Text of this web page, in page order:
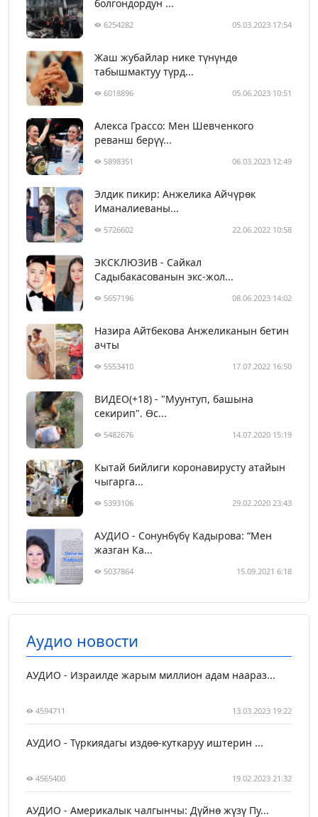
болгондордун ...
6254282 05.03.2023 17:54
Жаш жубайлар нике түнүндө
табышмактуу түрд...
6018896 05.06.2023 10:51
Алекса Грассо: Мен Шевченкого
реванш берүү...
5898351 06.03.2023 12:49
Элдик пикир: Анжелика Айчүрөк
Иманалиеваны...
5726602 22.06.2022 10:58
ЭКСКЛЮЗИВ - Сайкал
Садыбакасованын экс-жол...
5657196 08.06.2023 14:02
Назира Айтбекова Анжеликанын бетин
ачты
5553410 17.07.2022 16:50
ВИДЕО(+18) - "Муунтуп, башына
секирип". Өс...
5482676 14.07.2020 15:19
Кытай бийлиги коронавирусту атайын
чыгарга...
5393106 29.02.2020 23:43
АУДИО - Сонунбүбү Кадырова: “Мен
жазган Ка...
5037864 15.09.2021 6:18
Аудио новости
АУДИО - Израилде жарым миллион адам наараз...
4594711 13.03.2023 19:22
АУДИО - Түркиядагы издөө-куткаруу иштерин ...
4565400 19.02.2023 21:32
АУДИО - Америкалык чалгынчы: Дүйнө жүзү Пу...